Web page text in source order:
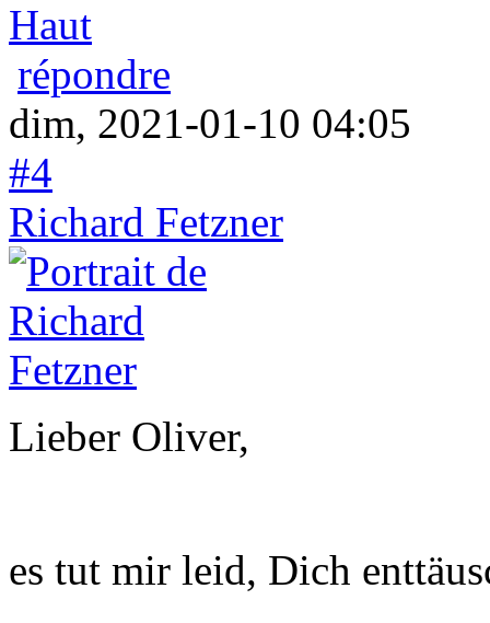
Haut
répondre
dim, 2021-01-10 04:05
#4
Richard Fetzner
Lieber Oliver,
es tut mir leid, Dich